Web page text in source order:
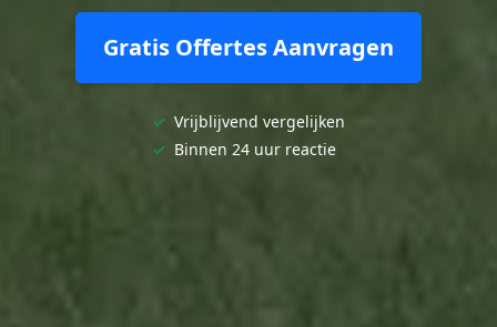
Gratis Offertes Aanvragen
✓ Vrijblijvend vergelijken
✓ Binnen 24 uur reactie